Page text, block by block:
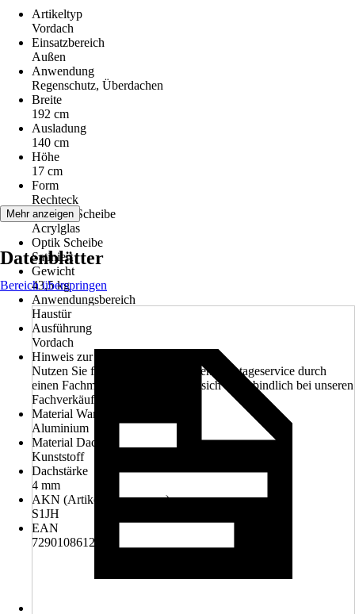
Artikeltyp
Vordach
Einsatzbereich
Außen
Anwendung
Regenschutz, Überdachen
Breite
192 cm
Ausladung
140 cm
Höhe
17 cm
Form
Rechteck
Material Scheibe
Acrylglas
Optik Scheibe
Satiniert
Gewicht
43,5 kg
Anwendungsbereich
Haustür
Ausführung
Vordach
Hinweis zur Montage
Nutzen Sie für die Montage unseren Montageservice durch
einen Fachmann. Informieren Sie sich unverbindlich bei unseren
Fachverkäufern im Markt.
Material Wandhalter
Aluminium
Material Dach
Kunststoff
Dachstärke
4 mm
AKN (Artikelkurznummer)
S1JH
EAN
7290108612066
Mehr anzeigen
Datenblätter
Bereich überspringen